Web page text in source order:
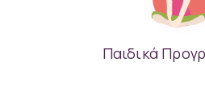
Παιδικά